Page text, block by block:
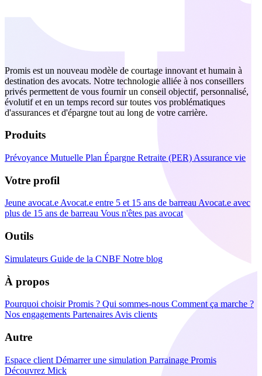
Promis est un nouveau modèle de courtage innovant et humain à
destination des avocats. Notre technologie alliée à nos conseillers
privés permettent de vous fournir un conseil objectif, personnalisé,
évolutif et en un temps record sur toutes vos problématiques
d'assurances et d'épargne tout au long de votre carrière.
Produits
Prévoyance Mutuelle Plan Épargne Retraite (PER) Assurance vie
Votre profil
Jeune avocat.eAvocat.e entre 5 et 15 ans de barreauAvocat.e avec
plus de 15 ans de barreau Vous n'êtes pas avocat
Outils
Simulateurs Guide de la CNBF Notre blog
À propos
Pourquoi choisir Promis ? Qui sommes-nous Comment ça marche ?
Nos engagements Partenaires Avis clients
Autre
Espace client Démarrer une simulation Parrainage Promis
Découvrez Mick